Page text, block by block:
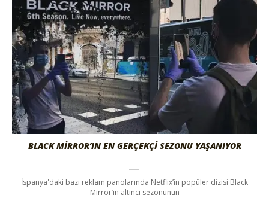
BLACK MIRROR’IN EN GERÇEKÇI SEZONU YAŞANIYOR
İspanya'daki bazı reklam panolarında Netflix’in popüler dizisi Black
Mirror’ın altıncı sezonunun